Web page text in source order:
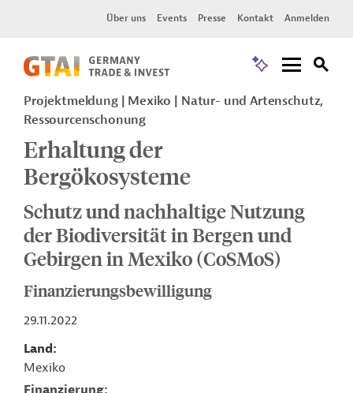
Über uns Events Presse Kontakt Anmelden
Projektmeldung Mexiko
Natur- und Artenschutz,
Ressourcenschonung
Erhaltung der
Bergökosysteme
Schutz und nachhaltige Nutzung
der Biodiversität in Bergen und
Gebirgen in Mexiko (CoSMoS)
Finanzierungsbewilligung
29.11.2022
Land
Mexiko
Finanzierung